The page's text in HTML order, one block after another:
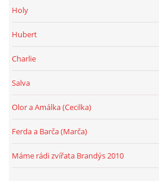
Holy
Hubert
Charlie
Salva
Olor a Amálka (Cecilka)
Ferda a Barča (Marča)
Máme rádi zvířata Brandýs 2010